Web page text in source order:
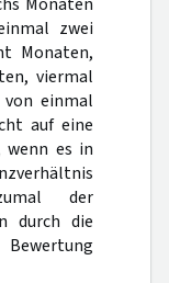
zwei
Monaten,
viermal
einmal
auf eine
es in
der
durch die